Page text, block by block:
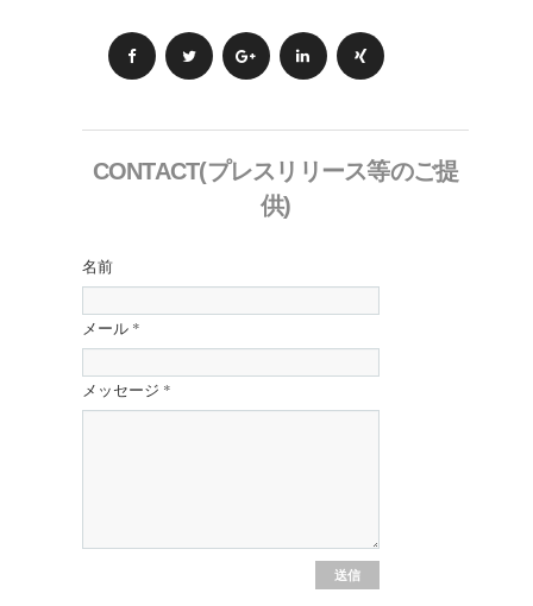
CONTACT(プレスリリース等のご提
供)
名前
メール *
メッセージ *